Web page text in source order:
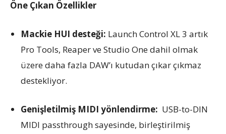
Öne Çıkan Özellikler
Mackie HUI desteği: Launch Control XL 3 artık
Pro Tools, Reaper ve Studio One dahil olmak
üzere daha fazla DAW’ı kutudan çıkar çıkmaz
destekliyor.
Genişletilmiş MIDI yönlendirme: USB-to-DIN
MIDI passthrough sayesinde, birleştirilmiş